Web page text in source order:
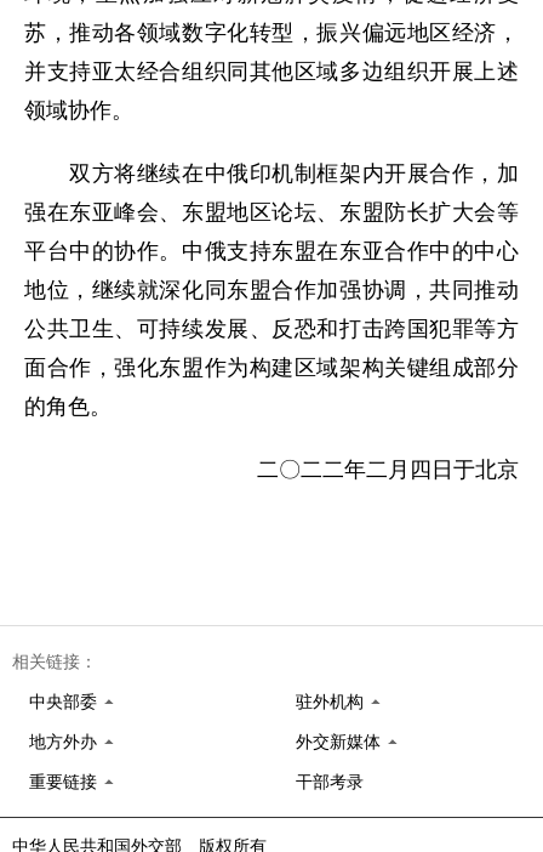
苏，推动各领域数字化转型，振兴偏远地区经济，
并支持亚太经合组织同其他区域多边组织开展上述
领域协作。
双方将继续在中俄印机制框架内开展合作，加
强在东亚峰会、东盟地区论坛、东盟防长扩大会等
平台中的协作。中俄支持东盟在东亚合作中的中心
地位，继续就深化同东盟合作加强协调，共同推动
公共卫生、可持续发展、反恐和打击跨国犯罪等方
面合作，强化东盟作为构建区域架构关键组成部分
的角色。
二〇二二年二月四日于北京
相关链接：
中央部委 驻外机构
地方外办 外交新媒体
重要链接 干部考录
中华人民共和国外交部 版权所有